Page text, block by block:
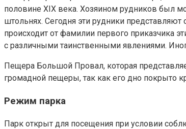
половине XIX века. Хозяином рудников был
штольнях. Сегодня эти рудники
происходит от фамилии первого приказчика
с различными таинственными явлениями.
Пещера Большой Провал, которая
громадной пещеры, так как его дно
Режим парка
Парк открыт для посещения при условии